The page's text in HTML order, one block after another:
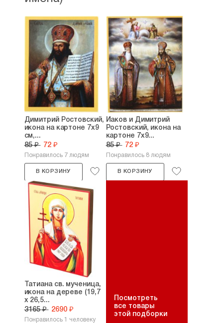
Димитрий Ростовский,
икона на картоне 7х9
см,...
85 ₽ 72 ₽
Понравилось 7 людям
В КОРЗИНУ
Иаков и Димитрий
Ростовский, икона на
картоне 7х9...
85 ₽ 72 ₽
Понравилось 8 людям
В КОРЗИНУ
Татиана св. мученица,
икона на дереве (19,7
х 26,5...
3165 ₽ 2690 ₽
Понравилось 1 человеку
Посмотреть
все товары
этой подборки